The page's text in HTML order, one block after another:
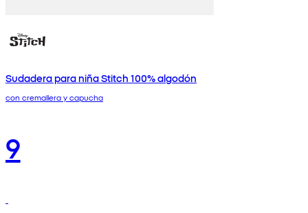
Sudadera para niña Stitch 100% algodón
con cremallera y capucha
9